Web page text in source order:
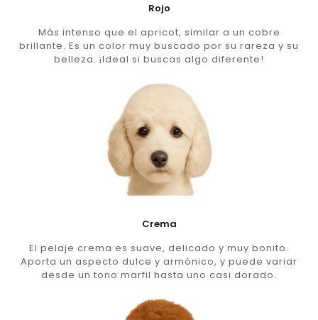
Rojo
Más intenso que el apricot, similar a un cobre
brillante. Es un color muy buscado por su rareza y su
belleza. ¡Ideal si buscas algo diferente!
Crema
El pelaje crema es suave, delicado y muy bonito.
Aporta un aspecto dulce y armónico, y puede variar
desde un tono marfil hasta uno casi dorado.